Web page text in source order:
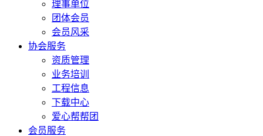
理事单位
团体会员
会员风采
协会服务
资质管理
业务培训
工程信息
下载中心
爱心帮帮团
会员服务